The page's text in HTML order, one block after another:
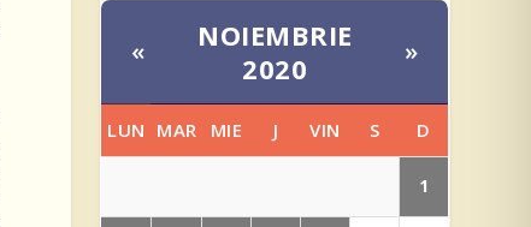
«
NOIEMBRIE
2020
»
LUN MAR MIE J VIN S D
1